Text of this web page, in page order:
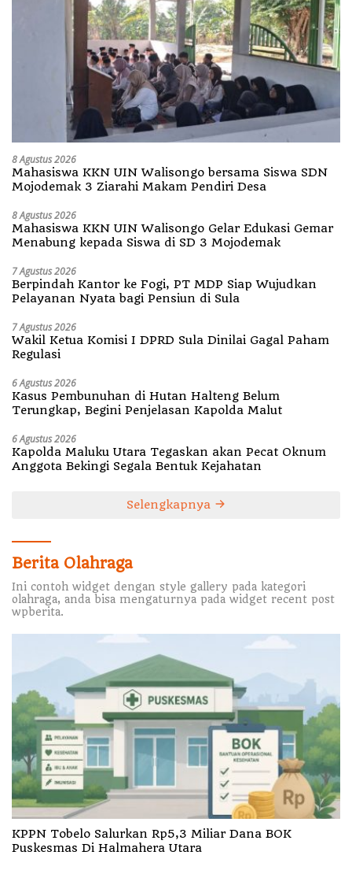
8 Agustus 2026
Mahasiswa KKN UIN Walisongo bersama Siswa SDN
Mojodemak 3 Ziarahi Makam Pendiri Desa
8 Agustus 2026
Mahasiswa KKN UIN Walisongo Gelar Edukasi Gemar
Menabung kepada Siswa di SD 3 Mojodemak
7 Agustus 2026
Berpindah Kantor ke Fogi, PT MDP Siap Wujudkan
Pelayanan Nyata bagi Pensiun di Sula
7 Agustus 2026
Wakil Ketua Komisi I DPRD Sula Dinilai Gagal Paham
Regulasi
6 Agustus 2026
Kasus Pembunuhan di Hutan Halteng Belum
Terungkap, Begini Penjelasan Kapolda Malut
6 Agustus 2026
Kapolda Maluku Utara Tegaskan akan Pecat Oknum
Anggota Bekingi Segala Bentuk Kejahatan
Selengkapnya
Berita Olahraga
Ini contoh widget dengan style gallery pada kategori
olahraga, anda bisa mengaturnya pada widget recent post
wpberita.
KPPN Tobelo Salurkan Rp5,3 Miliar Dana BOK
Puskesmas Di Halmahera Utara